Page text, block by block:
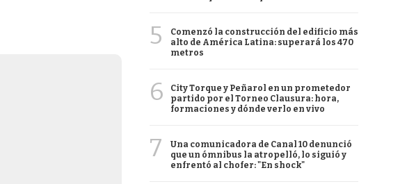
5
Comenzó la construcción del edificio más
alto de América Latina: superará los 470
metros
6
City Torque y Peñarol en un prometedor
partido por el Torneo Clausura: hora,
formaciones y dónde verlo en vivo
7
Una comunicadora de Canal 10 denunció
que un ómnibus la atropelló, lo siguió y
enfrentó al chofer: "En shock"